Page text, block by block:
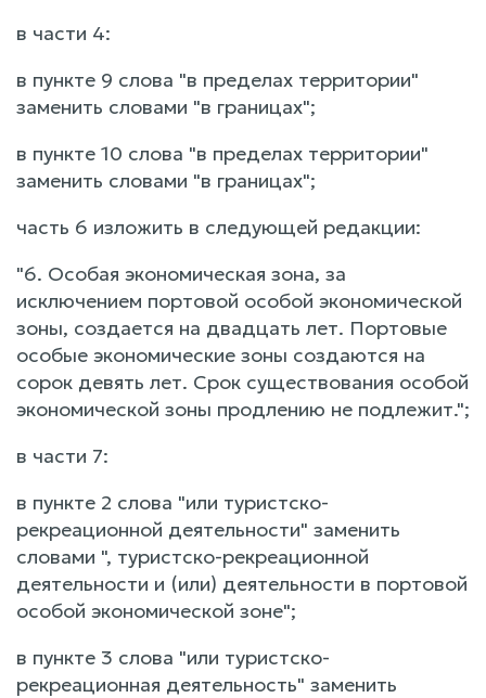
в части 4:
в пункте 9 слова "в пределах территории"
заменить словами "в границах";
в пункте 10 слова "в пределах территории"
заменить словами "в границах";
часть 6 изложить в следующей редакции:
"6. Особая экономическая зона, за
исключением портовой особой экономической
зоны, создается на двадцать лет. Портовые
особые экономические зоны создаются на
сорок девять лет. Срок существования особой
экономической зоны продлению не подлежит.";
в части 7:
в пункте 2 слова "или туристско-
рекреационной деятельности" заменить
словами ", туристско-рекреационной
деятельности и (или) деятельности в портовой
особой экономической зоне";
в пункте 3 слова "или туристско-
рекреационная деятельность" заменить